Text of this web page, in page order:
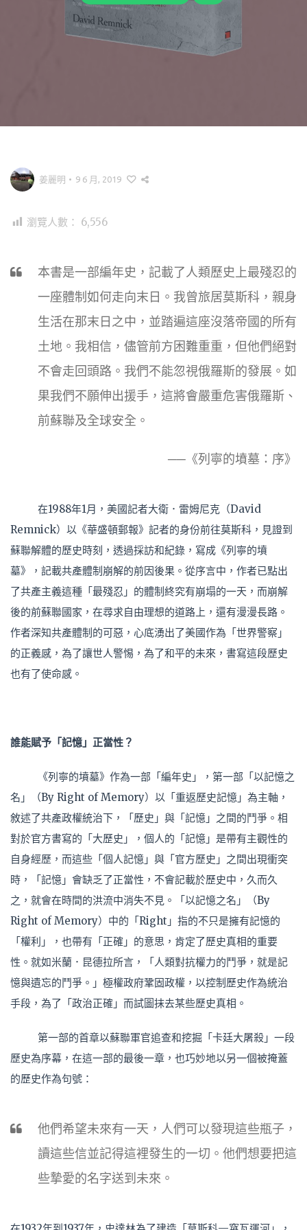
姜麗明 • 9 6 月, 2019
瀏覽人數： 6,556
本書是一部編年史，記載了人類歷史上最殘忍的
一座體制如何走向末日。我曾旅居莫斯科，親身
生活在那末日之中，並踏遍這座沒落帝國的所有
土地。我相信，儘管前方困難重重，但他們絕對
不會走回頭路。我們不能忽視俄羅斯的發展。如
果我們不願伸出援手，這將會嚴重危害俄羅斯、
前蘇聯及全球安全。
──《列寧的墳墓：序》
在1988年1月，美國記者大衛．雷姆尼克（David
Remnick）以《華盛頓郵報》記者的身份前往莫斯科，見證到
蘇聯解體的歷史時刻，透過採訪和紀錄，寫成《列寧的墳
墓》，記載共產體制崩解的前因後果。從序言中，作者已點出
了共產主義這種「最殘忍」的體制終究有崩塌的一天，而崩解
後的前蘇聯國家，在尋求自由理想的道路上，還有漫漫長路。
作者深知共產體制的可惡，心底湧出了美國作為「世界警察」
的正義感，為了讓世人警惕，為了和平的未來，書寫這段歷史
也有了使命感。
誰能賦予「記憶」正當性？
《列寧的墳墓》作為一部「編年史」，第一部「以記憶之
名」（By Right of Memory）以「重返歷史記憶」為主軸，
敘述了共產政權統治下，「歷史」與「記憶」之間的鬥爭。相
對於官方書寫的「大歷史」，個人的「記憶」是帶有主觀性的
自身經歷，而這些「個人記憶」與「官方歷史」之間出現衝突
時，「記憶」會缺乏了正當性，不會記載於歷史中，久而久
之，就會在時間的洪流中消失不見。「以記憶之名」（By
Right of Memory）中的「Right」指的不只是擁有記憶的
「權利」，也帶有「正確」的意思，肯定了歷史真相的重要
性。就如米蘭．昆德拉所言，「人類對抗權力的鬥爭，就是記
憶與遺忘的鬥爭。」極權政府鞏固政權，以控制歷史作為統治
手段，為了「政治正確」而試圖抹去某些歷史真相。
第一部的首章以蘇聯軍官追查和挖掘「卡廷大屠殺」一段
歷史為序幕，在這一部的最後一章，也巧妙地以另一個被掩蓋
的歷史作為句號：
他們希望未來有一天，人們可以發現這些瓶子，
讀這些信並記得這裡發生的一切。他們想要把這
些摯愛的名字送到未來。